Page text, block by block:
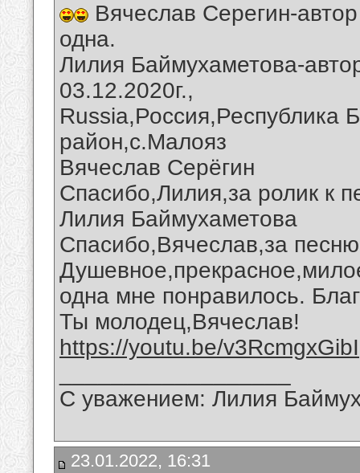
Вячеслав Серегин-
одна.
Лилия Баймухаметова-
03.12.2020г.,
Russia,Россия,Республика
район,с.Малояз
Вячеслав Серёгин
Спасибо,Лилия,за ролик к
Лилия Баймухаметова
Спасибо,Вячеслав,за
одна мне понравилось.
Ты молодец,Вячеслав!
https://youtu.be/v3RcmgxGibI
С уважением: Лилия
23.01.2022, 16:31